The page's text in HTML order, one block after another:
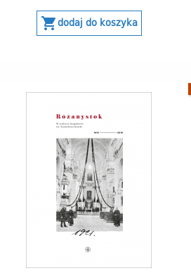
shopping_cartdodaj do koszyka